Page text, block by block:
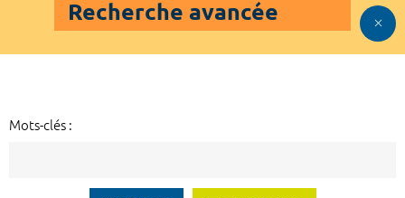
Recherche avancée
Mots-clés :